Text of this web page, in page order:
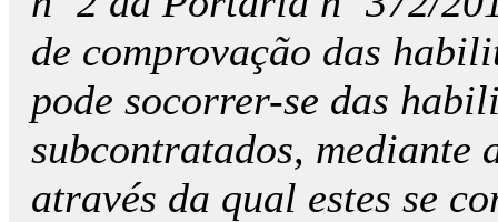
de comprovação das
pode socorrer-se das
subcontratados, mediante
através da qual estes se